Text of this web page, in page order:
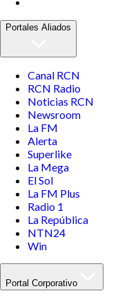
Portales Aliados
Canal RCN
RCN Radio
Noticias RCN
Newsroom
La FM
Alerta
Superlike
La Mega
El Sol
La FM Plus
Radio 1
La República
NTN24
Win
Portal Corporativo